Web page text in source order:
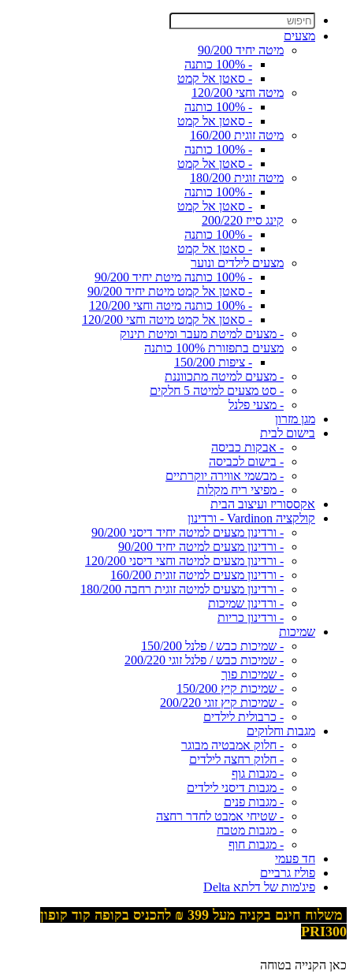
מצעים
מיטה יחיד 90/200
- 100% כותנה
- סאטן אל קמט
מיטה וחצי 120/200
- 100% כותנה
- סאטן אל קמט
מיטה זוגית 160/200
- 100% כותנה
- סאטן אל קמט
מיטה זוגית 180/200
- 100% כותנה
- סאטן אל קמט
קינג סייז 200/220
- 100% כותנה
- סאטן אל קמט
מצעים לילדים ונוער
- 100% כותנה מיטת יחיד 90/200
- סאטן אל קמט מיטת יחיד 90/200
- 100% כותנה מיטה וחצי 120/200
- סאטן אל קמט מיטה וחצי 120/200
- מצעים למיטת מעבר ומיטת תינוק
מצעים בתפזורת 100% כותנה
- ציפות 150/200
- מצעים למיטה מתכווננת
- סט מצעים למיטה 5 חלקים
- מצעי פלנל
מגן מזרון
בישום לבית
- אבקות כביסה
- בישום לכביסה
- מבשמי אווירה יוקרתיים
- מפיצי ריח מקלות
אקססוריז ועיצוב הבית
קולקציה Vardinon - ורדינון
- ורדינון מצעים למיטה יחיד דיסני 90/200
- ורדינון מצעים למיטה יחיד 90/200
- ורדינון מצעים למיטה וחצי דיסני 120/200
- ורדינון מצעים למיטה זוגית 160/200
- ורדינון מצעים למיטה זוגית רחבה 180/200
- ורדינון שמיכות
- ורדינון כריות
שמיכות
- שמיכות כבש / פלנל 150/200
- שמיכות כבש / פלנל זוגי 200/220
- שמיכות פוך
- שמיכות קיץ 150/200
- שמיכות קיץ זוגי 200/220
- כרבולית לילדים
מגבות וחלוקים
- חלוק אמבטיה מבוגר
- חלוק רחצה לילדים
- מגבות גוף
- מגבות דיסני לילדים
- מגבות פנים
- שטיחי אמבט לחדר רחצה
- מגבות מטבח
- מגבות חוף
חד פעמי
פוליז גרביים
פיג'מות של דלתא Delta
משלוח חינם בקניה מעל 399
₪ להכניס בקופה קוד קופון
PRI300
כאן הקנייה בטוחה